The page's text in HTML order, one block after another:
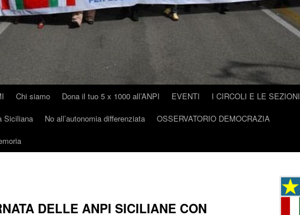
Chi siamo Dona il tuo 5 x 1000 all’ANPI EVENTI I CIRCOLI E LE SEZIONI
Siciliana
No all’autonomia differenziata
OSSERVATORIO DEMOCRAZIA
DELLE ANPI SICILIANE CON